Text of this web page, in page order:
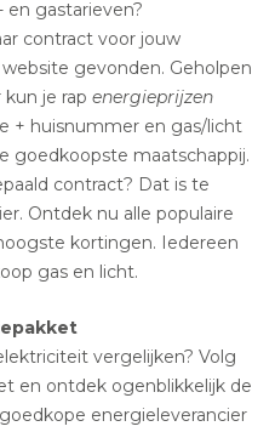
en gastarieven?
contract voor jouw
gevonden. Geholpen
je rap energieprijzen
+ huisnummer en gas/licht
goedkoopste maatschappij.
contract? Dat is te
Ontdek nu alle populaire
kortingen. Iedereen
gas en licht.
vergelijken? Volg
en ontdek ogenblikkelijk de
energieleverancier